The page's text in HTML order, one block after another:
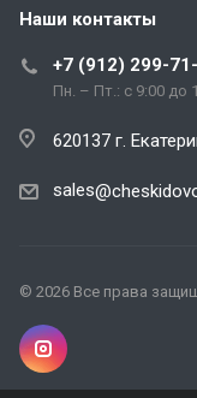
Наши контакты
+7 (912) 299-
Пн. – Пт.: с 9:00 до
620137 г.
sales
© 2026 Все права